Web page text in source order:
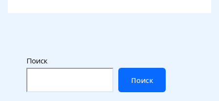
Поиск
Поиск